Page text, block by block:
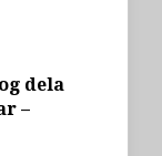
dela
–